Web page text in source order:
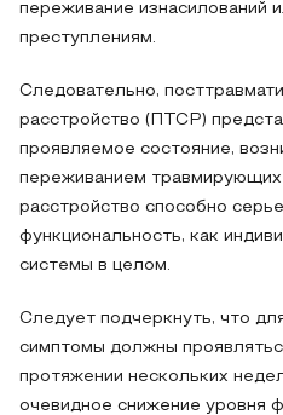
переживание изнасилований
преступлениям.
Следовательно,
расстройство (ПТСР)
проявляемое состояние,
переживанием травмирующих
расстройство способно
функциональность, как
системы в целом.
Следует подчеркнуть, что
симптомы должны
протяжении нескольких
очевидное снижение уровня